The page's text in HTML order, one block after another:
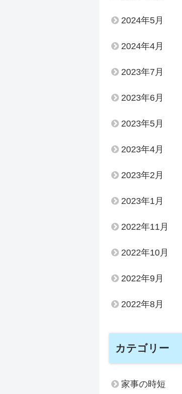
2024年5月
2024年4月
2023年7月
2023年6月
2023年5月
2023年4月
2023年2月
2023年1月
2022年11月
2022年10月
2022年9月
2022年8月
カテゴリー
家事の時短